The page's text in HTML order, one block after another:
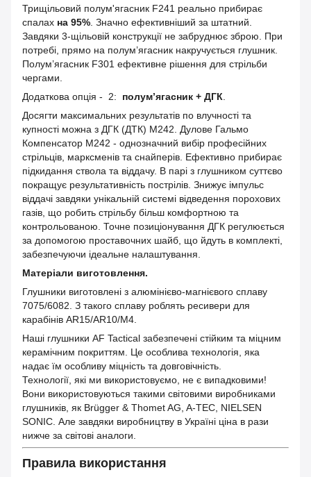
Трищільовий полум'ягасник F241 реально прибирає
спалах на 95% . Значно ефективніший за штатний.
Завдяки 3-щільовій конструкції не забруднює зброю. При
потребі, прямо на полум’ягасник накручується глушник.
Полум’ягасник F301 ефективне рішення для стрільби
чергами.
Додаткова опція - 2: полум’ягасник + ДГК
Досягти максимальних результатів по влучності та
купності можна з ДГК (ДТК) M242. Дулове Гальмо
Компенсатор M242 - однозначний вибір професійних
стрільців, марксменів та снайперів. Ефективно прибирає
підкидання ствола та віддачу. В парі з глушником суттєво
покращує результативність пострілів. Знижує імпульс
віддачі завдяки унікальній системі відведення порохових
газів, що робить стрільбу більш комфортною та
контрольованою. Точне позиціонування ДГК регулюється
за допомогою проставочних шайб, що йдуть в комплекті,
забезпечуючи ідеальне налаштування.
Матеріали виготовлення.
Глушники виготовлені з алюмінієво-магнієвого сплаву
7075/6082. З такого сплаву роблять ресивери для
карабінів AR15/AR10/M4.
Наші глушники AF Tactical забезпечені стійким та міцним
керамічним покриттям. Це особлива технологія, яка
надає їм особливу міцність та довговічність.
Технології, які ми використовуємо, не є випадковими!
Вони використовуються такими світовими виробниками
глушників, як Brügger & Thomet AG, A-TEC, NIELSEN
SONIC. Але завдяки виробництву в Україні ціна в рази
нижче за світові аналоги.
Правила використання